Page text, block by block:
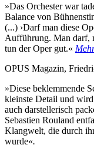
»Das Orchester war
Balance von
(...) ›Darf man diese
Aufführung. Man darf,
tun der Oper gut.«
OPUS Magazin,
»Diese beklemmende
kleinste Detail und
auch darstellerisch
Sebastien Rouland
Klangwelt, die durch
wurde«.